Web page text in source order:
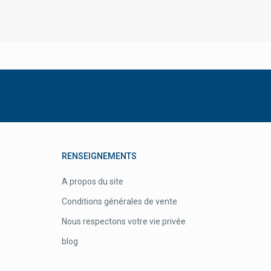
Vemedia
Viatris Healthcare
Vichy Cosmétique
Vicks
Vilgo
RENSEIGNEMENTS
A propos du site
Conditions générales de vente
Nous respectons votre vie privée
blog